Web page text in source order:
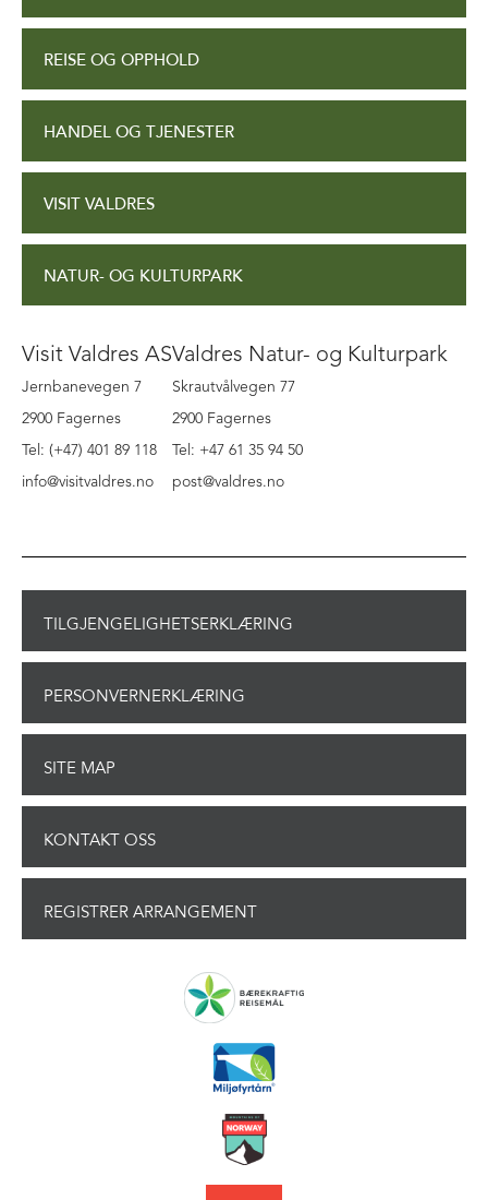
REISE OG OPPHOLD
HANDEL OG TJENESTER
VISIT VALDRES
NATUR- OG KULTURPARK
Visit Valdres AS
Jernbanevegen 7
2900 Fagernes
Tel: (+47) 401 89 118
info@visitvaldres.no
Valdres Natur- og Kulturpark
Skrautvålvegen 77
2900 Fagernes
Tel: +47 61 35 94 50
post@valdres.no
TILGJENGELIGHETSERKLÆRING
PERSONVERNERKLÆRING
SITE MAP
KONTAKT OSS
REGISTRER ARRANGEMENT